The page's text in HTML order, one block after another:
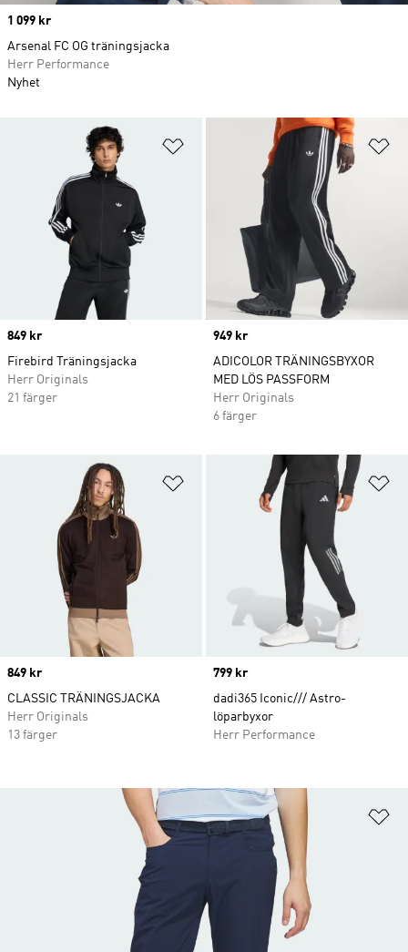
Lägg till på önskelistan
Price
849 kr
Firebird Träningsjacka
Herr Originals
21 färger
Price
949 kr
ADICOLOR TRÄNINGSBYXOR
MED LÖS PASSFORM
Herr Originals
6 färger
Lägg till på önskelistan
Price
849 kr
CLASSIC TRÄNINGSJACKA
Herr Originals
13 färger
Price
799 kr
dadi365 Iconic/// Astro-
löparbyxor
Herr Performance
Price
1 099 kr
Arsenal FC OG träningsjacka
Herr Performance
Nyhet